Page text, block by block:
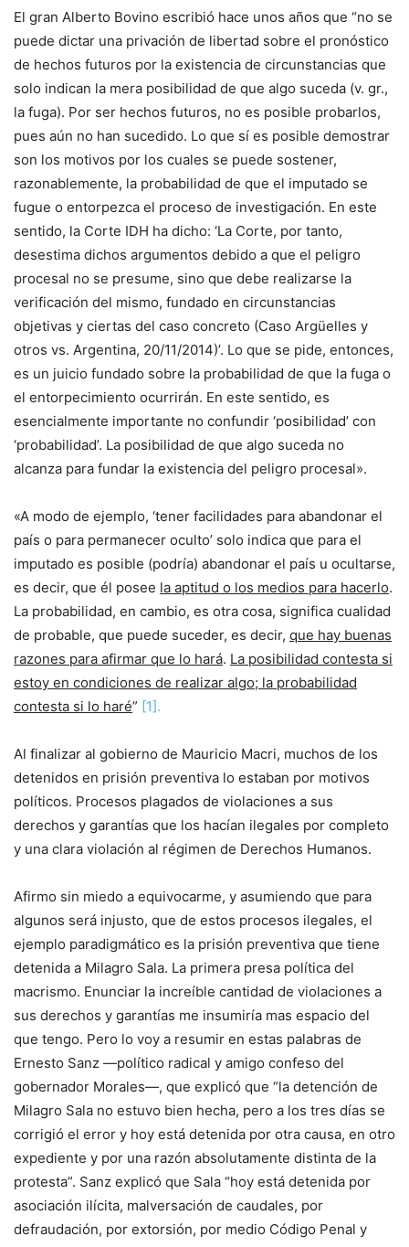
El gran Alberto Bovino escribió hace unos años que “no se
puede dictar una privación de libertad sobre el pronóstico
de hechos futuros por la existencia de circunstancias que
solo indican la mera posibilidad de que algo suceda (v. gr.,
la fuga). Por ser hechos futuros, no es posible probarlos,
pues aún no han sucedido. Lo que sí es posible demostrar
son los motivos por los cuales se puede sostener,
razonablemente, la probabilidad de que el imputado se
fugue o entorpezca el proceso de investigación. En este
sentido, la Corte IDH ha dicho: ‘La Corte, por tanto,
desestima dichos argumentos debido a que el peligro
procesal no se presume, sino que debe realizarse la
verificación del mismo, fundado en circunstancias
objetivas y ciertas del caso concreto (Caso Argüelles y
otros vs. Argentina, 20/11/2014)’. Lo que se pide, entonces,
es un juicio fundado sobre la probabilidad de que la fuga o
el entorpecimiento ocurrirán. En este sentido, es
esencialmente importante no confundir ‘posibilidad’ con
‘probabilidad’. La posibilidad de que algo suceda no
alcanza para fundar la existencia del peligro procesal».
«A modo de ejemplo, ‘tener facilidades para abandonar el
país o para permanecer oculto’ solo indica que para el
imputado es posible (podría) abandonar el país u ocultarse,
es decir, que él posee la aptitud o los medios para hacerlo.
La probabilidad, en cambio, es otra cosa, significa cualidad
de probable, que puede suceder, es decir, que hay buenas
razones para afirmar que lo hará. La posibilidad contesta si
estoy en condiciones de realizar algo; la probabilidad
contesta si lo haré” [1].
Al finalizar al gobierno de Mauricio Macri, muchos de los
detenidos en prisión preventiva lo estaban por motivos
políticos. Procesos plagados de violaciones a sus
derechos y garantías que los hacían ilegales por completo
y una clara violación al régimen de Derechos Humanos.
Afirmo sin miedo a equivocarme, y asumiendo que para
algunos será injusto, que de estos procesos ilegales, el
ejemplo paradigmático es la prisión preventiva que tiene
detenida a Milagro Sala. La primera presa política del
macrismo. Enunciar la increíble cantidad de violaciones a
sus derechos y garantías me insumiría mas espacio del
que tengo. Pero lo voy a resumir en estas palabras de
Ernesto Sanz —político radical y amigo confeso del
gobernador Morales—, que explicó que “la detención de
Milagro Sala no estuvo bien hecha, pero a los tres días se
corrigió el error y hoy está detenida por otra causa, en otro
expediente y por una razón absolutamente distinta de la
protesta”. Sanz explicó que Sala “hoy está detenida por
asociación ilícita, malversación de caudales, por
defraudación, por extorsión, por medio Código Penal y